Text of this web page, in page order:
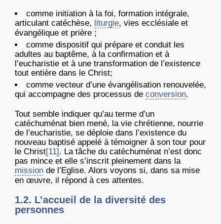
comme initiation à la foi, formation intégrale,
articulant catéchèse, liturgie, vies ecclésiale et
évangélique et prière ;
comme dispositif qui prépare et conduit les
adultes au baptême, à la confirmation et à
l’eucharistie et à une transformation de l’existence
tout entière dans le Christ;
comme vecteur d’une évangélisation renouvelée,
qui accompagne des processus de conversion.
Tout semble indiquer qu’au terme d’un
catéchuménat bien mené, la vie chrétienne, nourrie
de l’eucharistie, se déploie dans l’existence du
nouveau baptisé appelé à témoigner à son tour pour
le Christ[11] . La tâche du catéchuménat n’est donc
pas mince et elle s’inscrit pleinement dans la
mission de l’Eglise. Alors voyons si, dans sa mise
en œuvre, il répond à ces attentes.
1.2. L’accueil de la diversité des
personnes